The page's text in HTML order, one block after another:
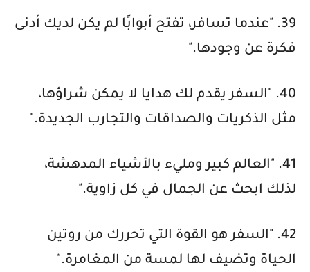
39. "عندما تسافر، تفتح أبوابًا لم يكن لديك أدنى
فكرة عن وجودها."
40. "السفر يقدم لك هدايا لا يمكن شراؤها،
مثل الذكريات والصداقات والتجارب الجديدة."
41. "العالم كبير ومليء بالأشياء المدهشة،
لذلك ابحث عن الجمال في كل زاوية."
42. "السفر هو القوة التي تحررك من روتين
الحياة وتضيف لها لمسة من المغامرة."